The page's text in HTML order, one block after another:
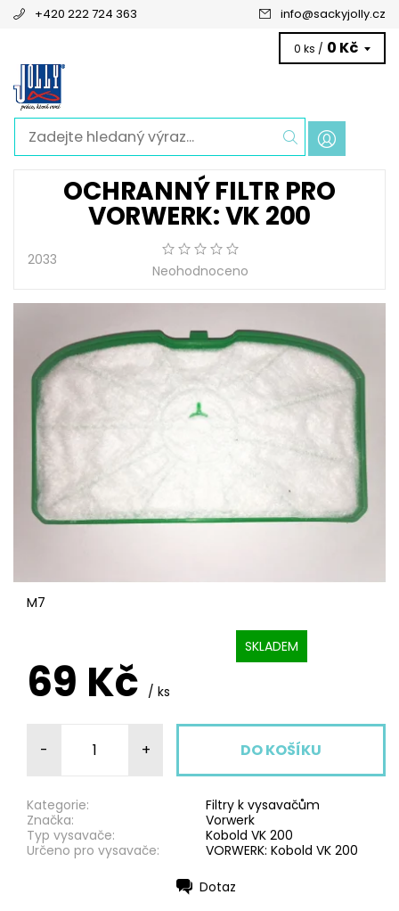
+420 222 724 363 info@sackyjolly.cz
0 ks / 0 Kč
OCHRANNÝ FILTR PRO
VORWERK: VK 200
2033
Neohodnoceno
M7
SKLADEM
69 Kč / ks
- +
Kategorie:
Filtry k vysavačům
Značka:
Vorwerk
Typ vysavače:
Kobold VK 200
Určeno pro vysavače:
VORWERK: Kobold VK 200
Dotaz